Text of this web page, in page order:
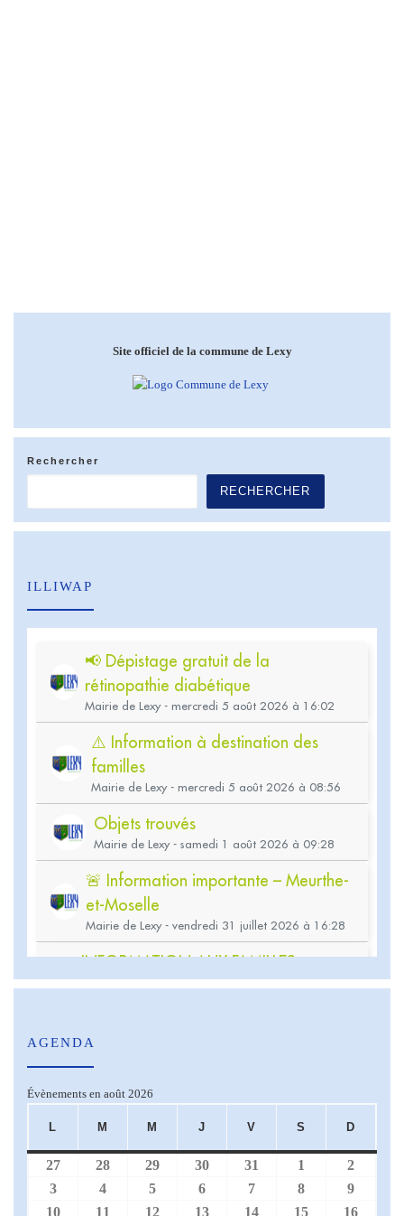
Site officiel de la commune de Lexy
Rechercher
RECHERCHER
ILLIWAP
AGENDA
Évènements en août 2026
L LUNDIM MARDI
M MERCREDI
J JEUDIV VENDREDI
S SAMEDI
D
27 27 juillet 2026
28 28 juillet 2026
29 29 juillet 2026
30 30 juillet 2026
31 31 juillet 2026
1 1 août 2026
2
3 3 août 2026
4 4 août 2026
5 5 août 2026
6 6 août 2026
7 7 août 2026
8 8 août 2026
9
10 10 août 2026
11 11 août 2026
12 12 août 2026
13 13 août 2026
14 14 août 2026
15 15 août 2026
16